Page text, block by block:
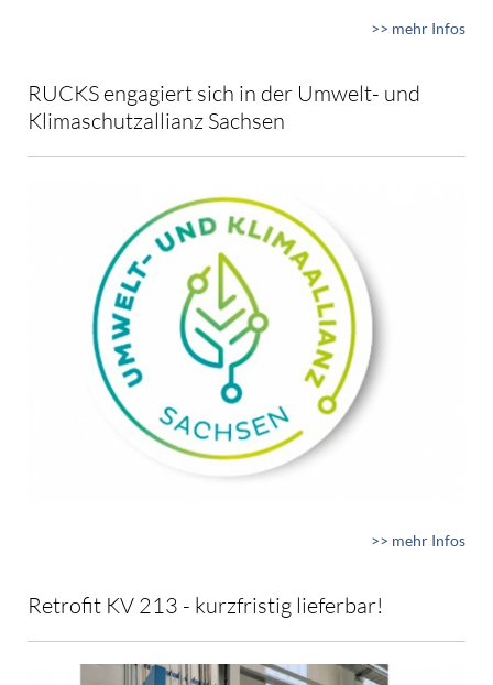
>> mehr Infos
RUCKS engagiert sich in der Umwelt- und
Klimaschutzallianz Sachsen
>> mehr Infos
Retrofit KV 213 - kurzfristig lieferbar!